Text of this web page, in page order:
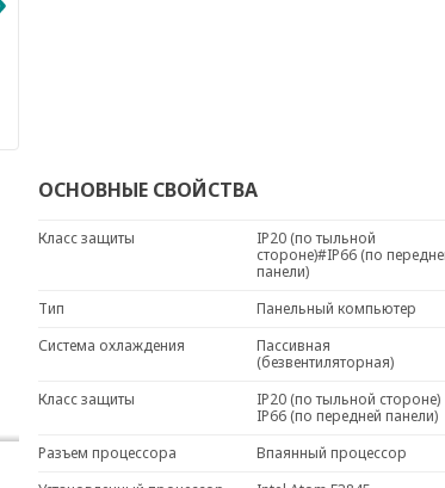
ОСНОВНЫЕ СВОЙСТВА
Класс защиты
IP20 (по тыльной
стороне)#IP66 (по
панели)
Тип
Панельный компьютер
Система охлаждения
Пассивная
(безвентиляторная)
Класс защиты
IP20 (по тыльной стороне)
IP66 (по передней панели)
Разъем процессора
Впаянный процессор